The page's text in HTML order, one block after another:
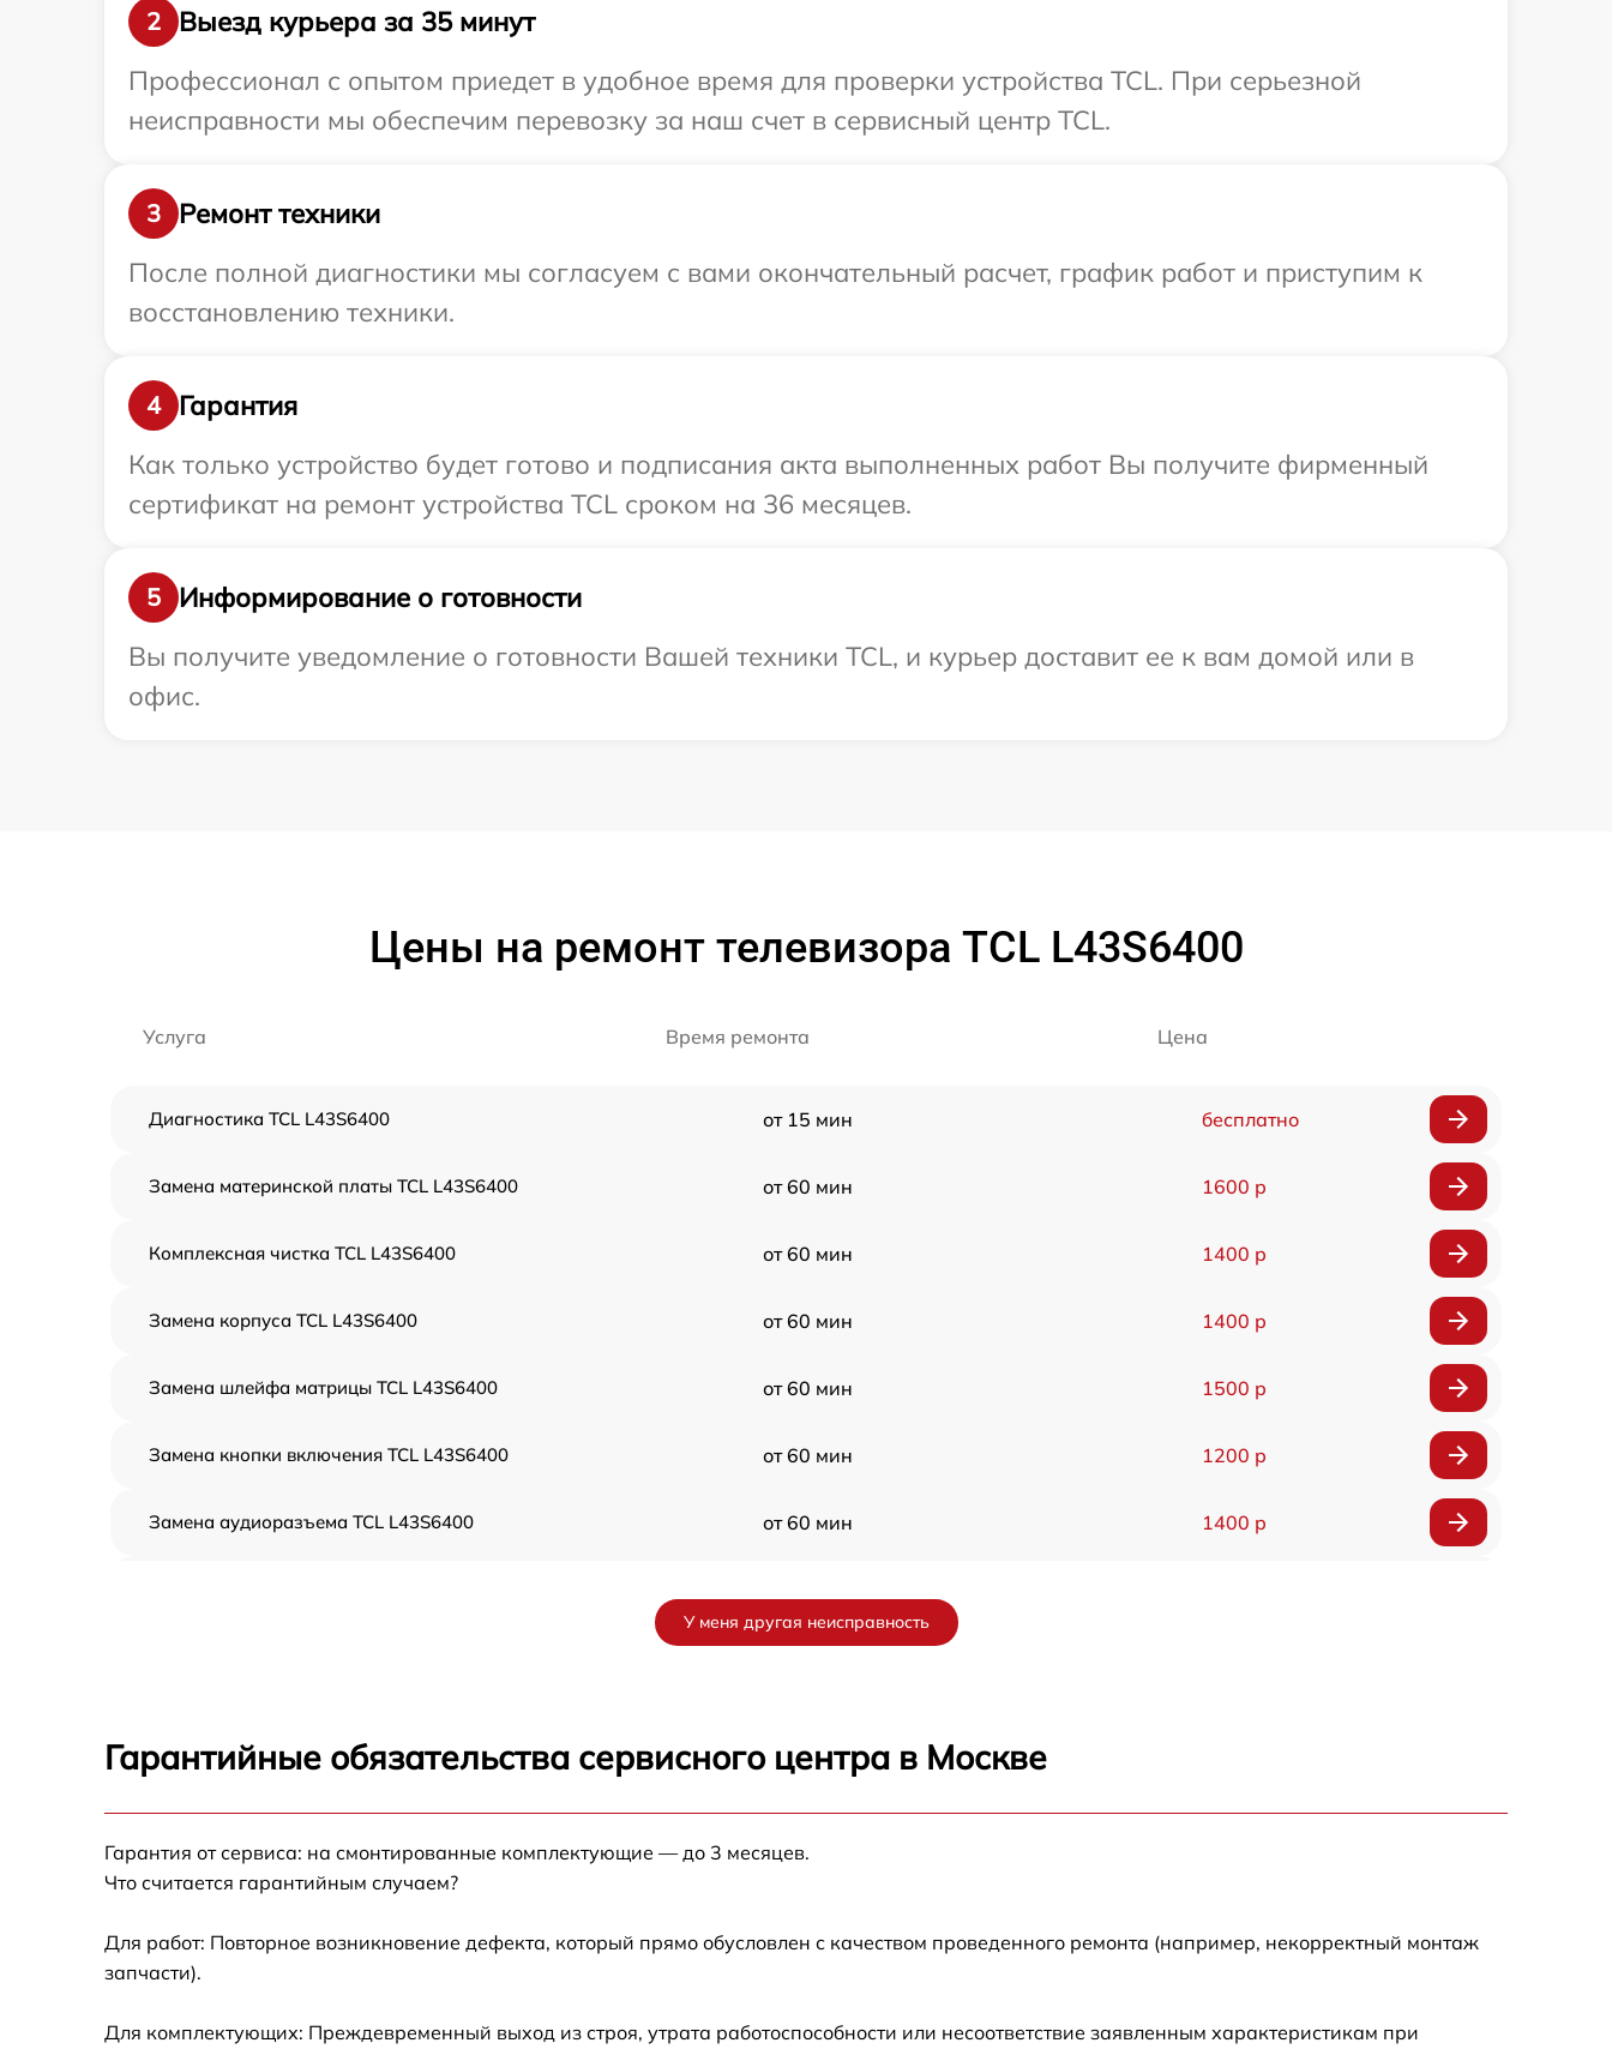
2
Выезд курьера за 35 минут
Профессионал с опытом приедет в удобное время для проверки устройства TCL. При серьезной
неисправности мы обеспечим перевозку за наш счет в сервисный центр TCL.
3
Ремонт техники
После полной диагностики мы согласуем с вами окончательный расчет, график работ и приступим к
восстановлению техники.
4
Гарантия
Как только устройство будет готово и подписания акта выполненных работ Вы получите фирменный
сертификат на ремонт устройства TCL сроком на 36 месяцев.
5
Информирование о готовности
Вы получите уведомление о готовности Вашей техники TCL, и курьер доставит ее к вам домой или в
офис.
Цены на ремонт телевизора TCL L43S6400
Услуга Время ремонта Цена
Диагностика TCL L43S6400 от 15 мин бесплатно
Замена материнской платы TCL L43S6400 от 60 мин 1600 р
Комплексная чистка TCL L43S6400 от 60 мин 1400 р
Замена корпуса TCL L43S6400 от 60 мин 1400 р
Замена шлейфа матрицы TCL L43S6400 от 60 мин 1500 р
Замена кнопки включения TCL L43S6400 от 60 мин 1200 р
Замена аудиоразъема TCL L43S6400 от 60 мин 1400 р
Прошивка блока управления TCL L43S6400 от 60 мин
У меня другая неисправность
Гарантийные обязательства сервисного центра в Москве
Гарантия от сервиса: на смонтированные комплектующие — до 3 месяцев.
Что считается гарантийным случаем?
Для работ: Повторное возникновение дефекта, который прямо обусловлен с качеством проведенного ремонта (например, некорректный монтаж
запчасти).
Для комплектующих: Преждевременный выход из строя, утрата работоспособности или несоответствие заявленным характеристикам при